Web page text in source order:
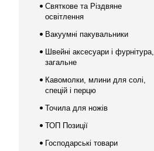
Святкове та Різдвяне
освітлення
Вакуумні пакувальники
Швейні аксесуари і фурнітура,
загальне
Кавомолки, млини для солі,
спецій і перцю
Точила для ножів
ТОП Позиції
Господарські товари